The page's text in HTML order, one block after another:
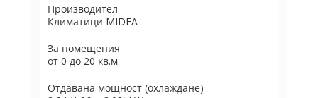
Производител
Климатици MIDEA
За помещения
от 0 до 20 кв.м.
Отдавана мощност (охлаждане)